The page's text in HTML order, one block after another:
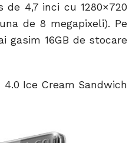
de 4,7 inci cu 1280×720
de 8 megapixeli). Pe
gasim 16GB de stocare
4.0 Ice Cream Sandwich